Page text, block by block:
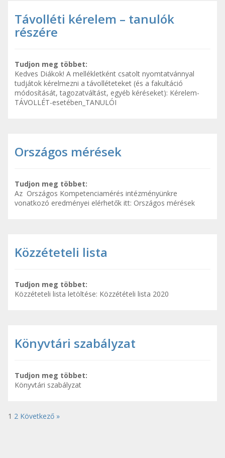
Távolléti kérelem – tanulók
részére
Tudjon meg többet:
Kedves Diákok! A mellékletként csatolt nyomtatvánnyal
tudjátok kérelmezni a távolléteteket (és a fakultáció
módosítását, tagozatváltást, egyéb kéréseket): Kérelem-
TÁVOLLÉT-esetében_TANULÓI
Országos mérések
Tudjon meg többet:
Az Országos Kompetenciamérés intézményünkre
vonatkozó eredményei elérhetők itt: Országos mérések
Közzéteteli lista
Tudjon meg többet:
Közzéteteli lista letöltése: Közzétételi lista 2020
Könyvtári szabályzat
Tudjon meg többet:
Könyvtári szabályzat
1 2 Következő »